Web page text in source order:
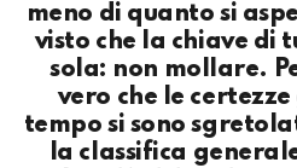
meno di quanto si
visto che la chiave di
sola: non mollare.
vero che le
tempo si sono
la classifica